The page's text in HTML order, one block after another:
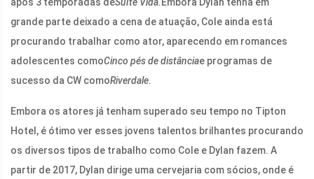
grande parte deixado a cena de atuação, Cole ainda está
procurando trabalhar como ator, aparecendo em romances
adolescentes comoCinco pés de distânciae programas de
sucesso da CW comoRiverdale.
Embora os atores já tenham superado seu tempo no Tipton
Hotel, é ótimo ver esses jovens talentos brilhantes procurando
os diversos tipos de trabalho como Cole e Dylan fazem. A
partir de 2017, Dylan dirige uma cervejaria com sócios, onde é